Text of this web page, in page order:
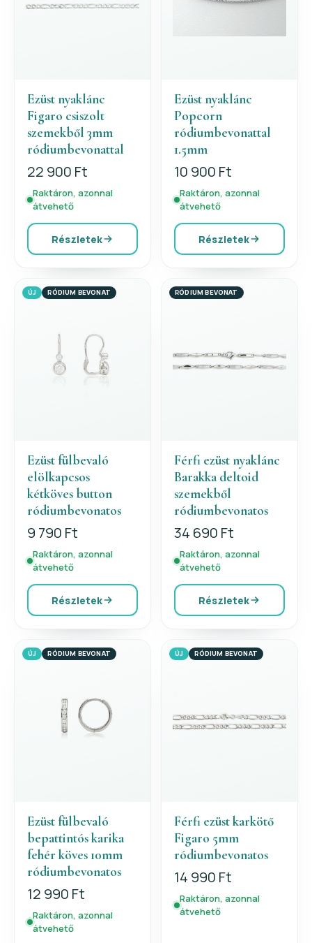
Ezüst nyaklánc
Figaro csiszolt
szemekből 3mm
ródiumbevonattal
22 900 Ft
Raktáron, azonnal
átvehető
Részletek
Ezüst nyaklánc
Popcorn
ródiumbevonattal
1.5mm
10 900 Ft
Raktáron, azonnal
átvehető
Részletek
ÚJ RÓDIUM BEVONAT
Ezüst fülbevaló
elölkapcsos
kétköves button
ródiumbevonatos
9 790 Ft
Raktáron, azonnal
átvehető
Részletek
RÓDIUM BEVONAT
Férfi ezüst nyaklánc
Barakka deltoid
szemekből
ródiumbevonatos
34 690 Ft
Raktáron, azonnal
átvehető
Részletek
ÚJ RÓDIUM BEVONAT
Ezüst fülbevaló
bepattintós karika
fehér köves 10mm
ródiumbevonatos
12 990 Ft
Raktáron, azonnal
átvehető
ÚJ RÓDIUM BEVONAT
Férfi ezüst karkötő
Figaro 5mm
ródiumbevonatos
14 990 Ft
Raktáron, azonnal
átvehető